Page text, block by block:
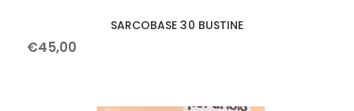
SARCOBASE 30 BUSTINE
€45,00